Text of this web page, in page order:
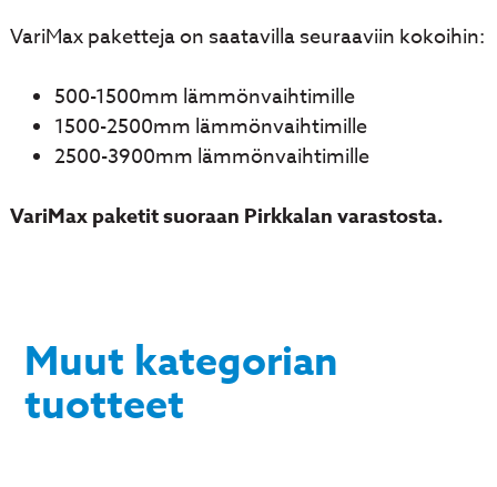
VariMax paketteja on saatavilla seuraaviin kokoihin:
500-1500mm lämmönvaihtimille
1500-2500mm lämmönvaihtimille
2500-3900mm lämmönvaihtimille
VariMax paketit suoraan Pirkkalan varastosta.
Muut kategorian
tuotteet